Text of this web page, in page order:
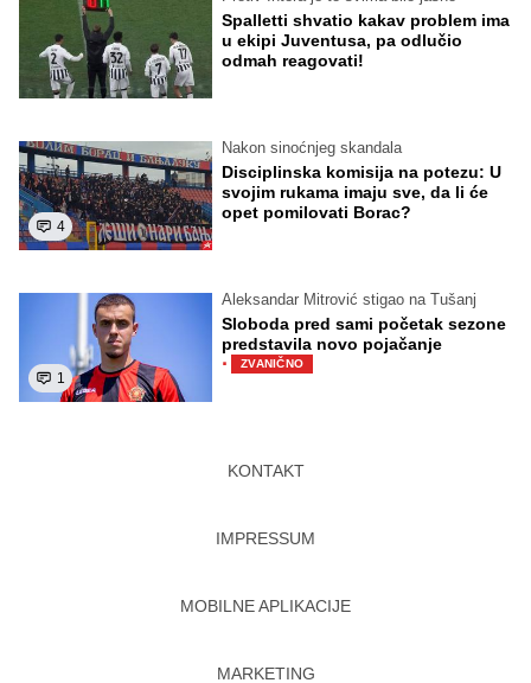
Spalletti shvatio kakav problem ima
u ekipi Juventusa, pa odlučio
odmah reagovati!
4
Nakon sinoćnjeg skandala
Disciplinska komisija na potezu: U
svojim rukama imaju sve, da li će
opet pomilovati Borac?
1
Aleksandar Mitrović stigao na Tušanj
Sloboda pred sami početak sezone
predstavila novo pojačanje
· ZVANIČNO
KONTAKT
IMPRESSUM
MOBILNE APLIKACIJE
MARKETING